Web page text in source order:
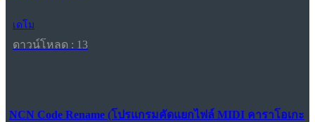
เดโม
ดาวน์โหลด : 13
NCN Code Rename (โปรแกรมคัดแยกไฟล์ MIDI คาราโอเกะ